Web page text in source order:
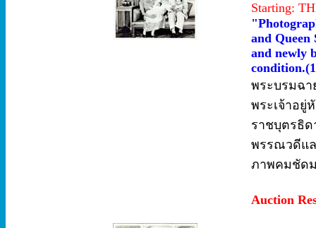
Starting:
and
and newly
พระบรมฉ
พระเจ้าอยู่
ราชบุตรธิด
พรรณวดีแล
ภาพคมชัด
Auction